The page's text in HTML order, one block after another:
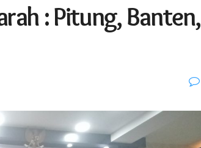
: Pitung, Banten,